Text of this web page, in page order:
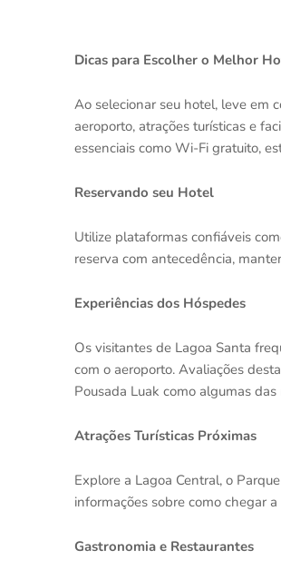
Dicas para Escolher o Melhor
Ao selecionar seu hotel, leve em
aeroporto, atrações turísticas e
essenciais como Wi-Fi gratuito,
Reservando seu Hotel
Utilize plataformas confiáveis
reserva com antecedência,
Experiências dos Hóspedes
Os visitantes de Lagoa Santa
com o aeroporto. Avaliações
Pousada Luak como algumas
Atrações Turísticas Próximas
Explore a Lagoa Central, o
informações sobre como chegar
Gastronomia e Restaurantes